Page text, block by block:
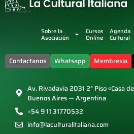
Sobre la
Asociación
Cursos
Online
Agenda
Cultural
Contactanos Whatsapp Membresía
Av. Rivadavia 2031 2° Piso «Casa
Buenos Aires — Argentina
+54 9 11 31770532
info@laculturalitaliana.com